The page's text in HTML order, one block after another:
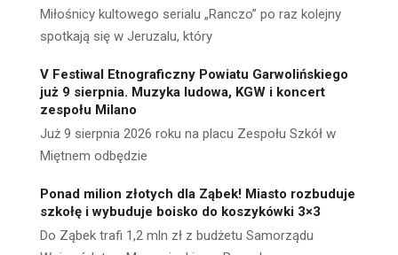
Miłośnicy kultowego serialu „Ranczo” po raz kolejny
spotkają się w Jeruzalu, który
V Festiwal Etnograficzny Powiatu Garwolińskiego
już 9 sierpnia. Muzyka ludowa, KGW i koncert
zespołu Milano
Już 9 sierpnia 2026 roku na placu Zespołu Szkół w
Miętnem odbędzie
Ponad milion złotych dla Ząbek! Miasto rozbuduje
szkołę i wybuduje boisko do koszykówki 3×3
Do Ząbek trafi 1,2 mln zł z budżetu Samorządu